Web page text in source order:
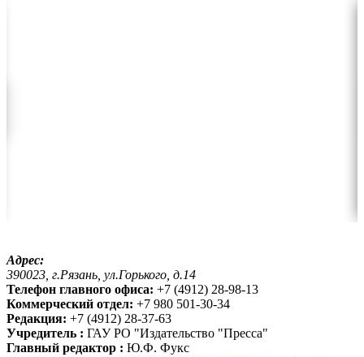
Адрес:
390023, г.Рязань, ул.Горького, д.14
Телефон главного офиса: +7 (4912) 28-98-13
Коммерческий отдел: +7 980 501-30-34
Редакция: +7 (4912) 28-37-63
Учредитель : ГАУ РО "Издательство "Пресса"
Главный редактор : Ю.Ф. Фукс